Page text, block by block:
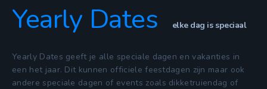
Yearly Dates elke dag is speciaal
Yearly Dates geeft je alle speciale dagen en vakanties in
een het jaar. Dit kunnen officiele feestdagen zijn maar ook
andere speciale dagen of events zoals dikketruiendag of